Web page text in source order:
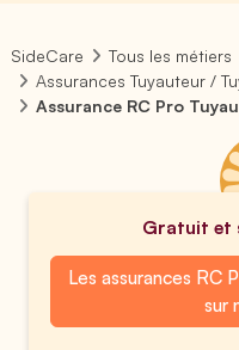
SideCare
Tous les métiers
Assurances Tuyauteur /
Assurance RC Pro
Gratuit et
Les assurances RC
sur